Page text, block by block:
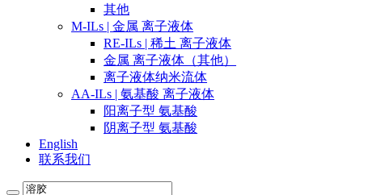
其他
M-ILs | 金属 离子液体
RE-ILs | 稀土 离子液体
金属 离子液体（其他）
离子液体纳米流体
AA-ILs | 氨基酸 离子液体
阳离子型 氨基酸
阴离子型 氨基酸
English
联系我们